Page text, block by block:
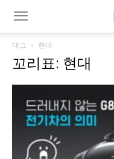
태그 현대
꼬리표: 현대